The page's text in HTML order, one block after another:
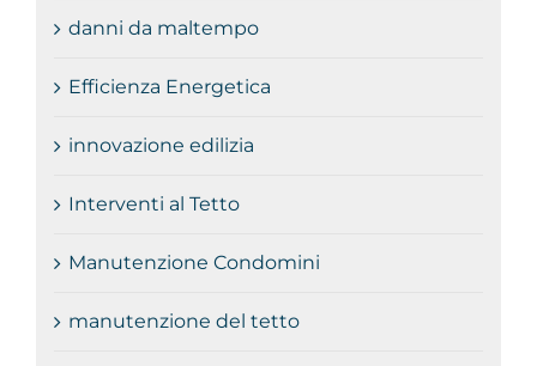
danni da maltempo
Efficienza Energetica
innovazione edilizia
Interventi al Tetto
Manutenzione Condomini
manutenzione del tetto